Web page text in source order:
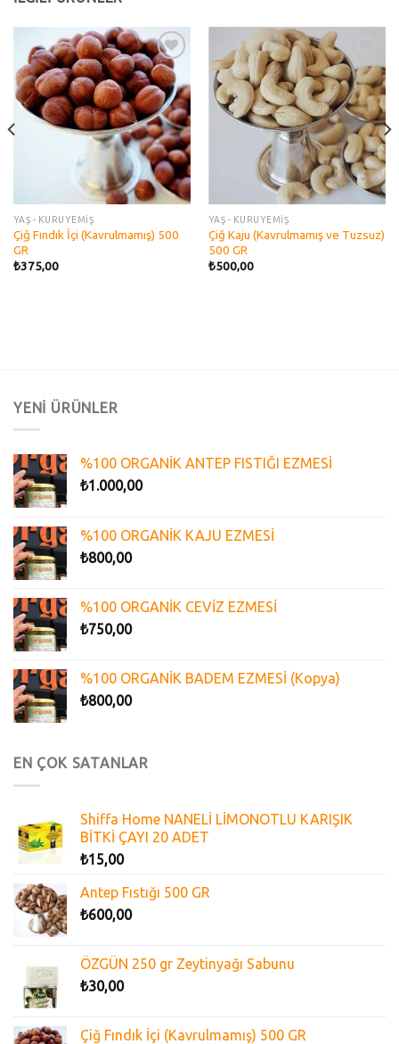
Add to
wishlist
YAŞ - KURUYEMİŞ
Çiğ Fındık İçi (Kavrulmamış) 500
GR
₺375,00
Add to
wishlist
YAŞ - KURUYEMİŞ
Çiğ Kaju (Kavrulmamış ve Tuzsuz)
500 GR
₺500,00
YENİ ÜRÜNLER
%100 ORGANİK ANTEP FISTIĞI EZMESİ
₺1.000,00
%100 ORGANİK KAJU EZMESİ
₺800,00
%100 ORGANİK CEVİZ EZMESİ
₺750,00
%100 ORGANİK BADEM EZMESİ (Kopya)
₺800,00
EN ÇOK SATANLAR
Shiffa Home NANELİ LİMONOTLU KARIŞIK
BİTKİ ÇAYI 20 ADET
₺15,00
Antep Fıstığı 500 GR
₺600,00
ÖZGÜN 250 gr Zeytinyağı Sabunu
₺30,00
Çiğ Fındık İçi (Kavrulmamış) 500 GR